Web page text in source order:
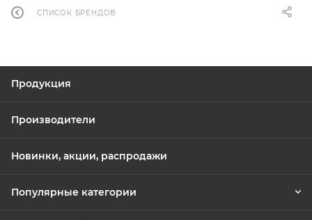
СПИСОК БРЕНДОВ
Продукция
Производители
Новинки, акции, распродажи
Популярные категории